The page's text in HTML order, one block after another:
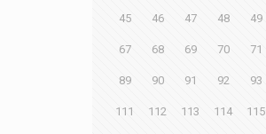
45 46 47 48 49
67 68 69 70 71
89 90 91 92 93
111 112 113 114 115